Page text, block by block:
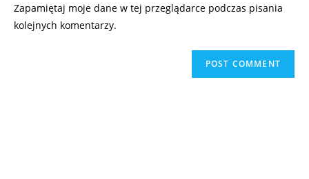
Zapamiętaj moje dane w tej przeglądarce podczas pisania
kolejnych komentarzy.